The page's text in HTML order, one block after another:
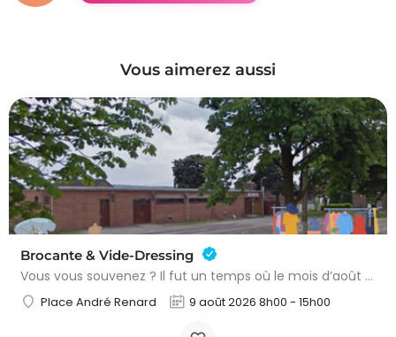
Vous aimerez aussi
Brocante & Vide-Dressing
Vous vous souvenez ? Il fut un temps où le mois d’août au Viamont rimait avec festivités, convivialité et…
Place André Renard 9 août 2026 8h00 - 15h00